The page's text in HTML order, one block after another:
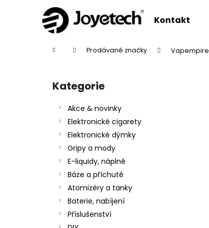
Kontakt
Domů Prodávané značky Vapempire
Přeskočit
kategorie
Kategorie
Akce & novinky
Elektronické cigarety
Elektronické dýmky
Gripy a mody
E-liquidy, náplně
Báze a příchutě
Atomizéry a tanky
Baterie, nabíjení
Příslušenství
Zpět
Zpět